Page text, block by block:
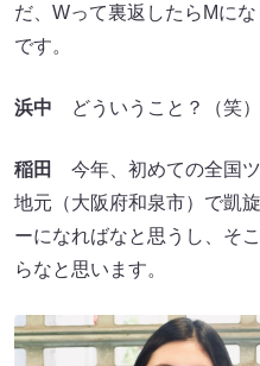
だ、Wって裏返したらMに
です。
浜中 どういうこと？（笑）
稲田
今年、初めての全国
地元（大阪府和泉市）で凱
ーになればなと思うし、そ
らなと思います。